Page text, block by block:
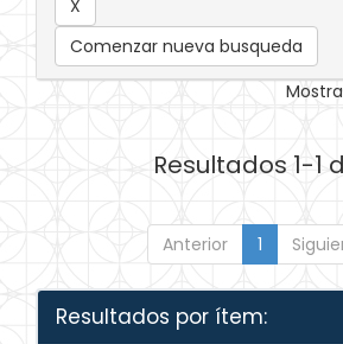
Comenzar nueva busqueda
Resultados 1-1
Anterior 1
Resultados por ítem: